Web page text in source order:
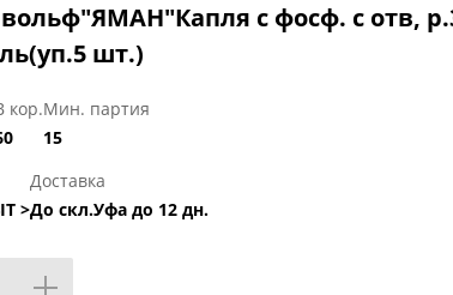
вольф"ЯМАН"Капля с фосф. с отв,
шт.)
кор.Мин. партия
15
>
Доставка
До скл.Уфа до 12 дн.